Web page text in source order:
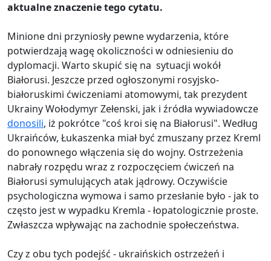
aktualne znaczenie tego cytatu.
Minione dni przyniosły pewne wydarzenia, które
potwierdzają wagę okoliczności w odniesieniu do
dyplomacji. Warto skupić się na sytuacji wokół
Białorusi. Jeszcze przed ogłoszonymi rosyjsko-
białoruskimi ćwiczeniami atomowymi, tak prezydent
Ukrainy Wołodymyr Zełenski, jak i źródła wywiadowcze
donosili, iż pokrótce "coś kroi się na Białorusi". Według
Ukraińców, Łukaszenka miał być zmuszany przez Kreml
do ponownego włączenia się do wojny. Ostrzeżenia
nabrały rozpędu wraz z rozpoczęciem ćwiczeń na
Białorusi symulujących atak jądrowy. Oczywiście
psychologiczna wymowa i samo przesłanie było - jak to
często jest w wypadku Kremla - łopatologicznie proste.
Zwłaszcza wpływając na zachodnie społeczeństwa.
Czy z obu tych podejść - ukraińskich ostrzeżeń i